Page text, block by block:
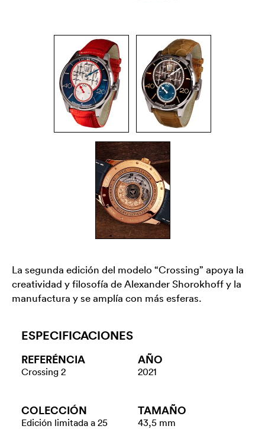
La segunda edición del modelo “Crossing” apoya la
creatividad y filosofía de Alexander Shorokhoff y la
manufactura y se amplía con más esferas.
ESPECIFICACIONES
REFERÉNCIA
Crossing 2
AÑO
2021
COLECCIÓN
Edición limitada a 25
TAMAÑO
43,5 mm